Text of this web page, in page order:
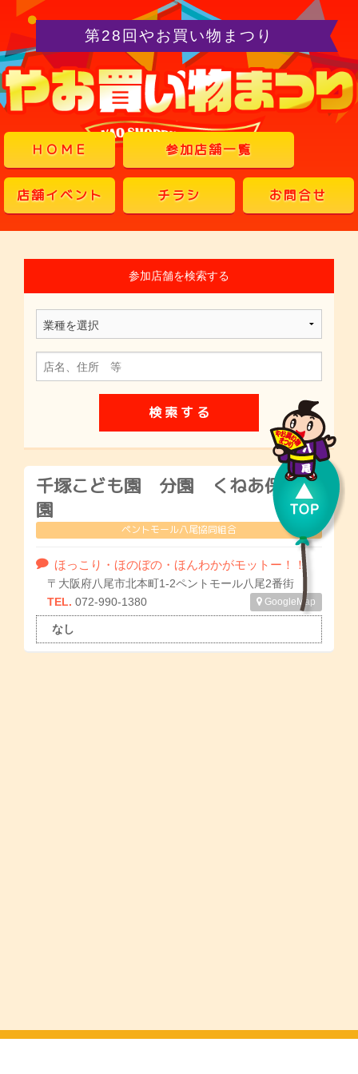
第28回やお買い物まつり
ＨＯＭＥ 参加店舗一覧
店舗イベント チラシ お問合せ
参加店舗を検索する
千塚こども園 分園 くねあ保育
園
ペントモール八尾協同組合
ほっこり・ほのぼの・ほんわかがモットー！！
〒大阪府八尾市北本町1-2ペントモール八尾2番街
GoogleMap
TEL. 072-990-1380
なし